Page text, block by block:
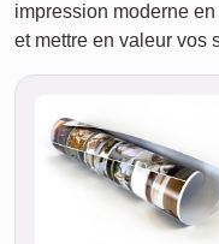
impression moderne
et mettre en valeur vos